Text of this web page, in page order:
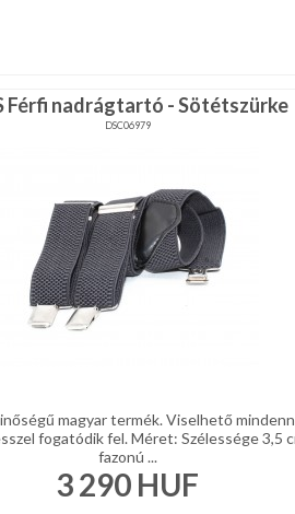
Férfi nadrágtartó - Sötétszürke
DSC06979
magyar termék. Viselhető
fogatódik fel. Méret: Szélessége 3,5
fazonú ...
3 290 HUF